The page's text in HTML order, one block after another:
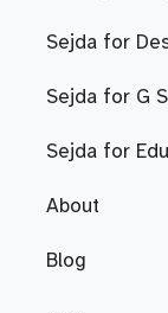
Sejda for
Sejda for G
Sejda for
About
Blog